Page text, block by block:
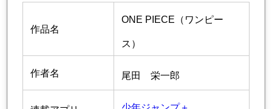
作品名
ONE PIECE（ワンピー
ス）
作者名 尾田 栄一郎
少年ジャンプ＋